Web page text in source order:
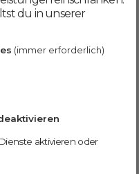
der
und profitiere
du in unserer
(immer erforderlich)
aktivieren oder